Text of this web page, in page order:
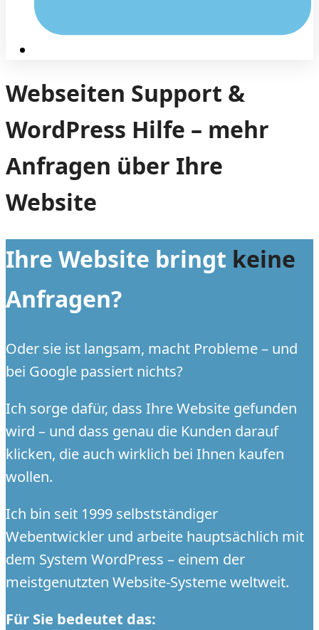
Webseiten Support &
WordPress Hilfe – mehr
Anfragen über Ihre
Website
Ihre Website bringt keine
Anfragen?
Oder sie ist langsam, macht Probleme – und
bei Google passiert nichts?
Ich sorge dafür, dass Ihre Website gefunden
wird – und dass genau die Kunden darauf
klicken, die auch wirklich bei Ihnen kaufen
wollen.
Ich bin seit 1999 selbstständiger
Webentwickler und arbeite hauptsächlich mit
dem System WordPress – einem der
meistgenutzten Website-Systeme weltweit.
Für Sie bedeutet das: